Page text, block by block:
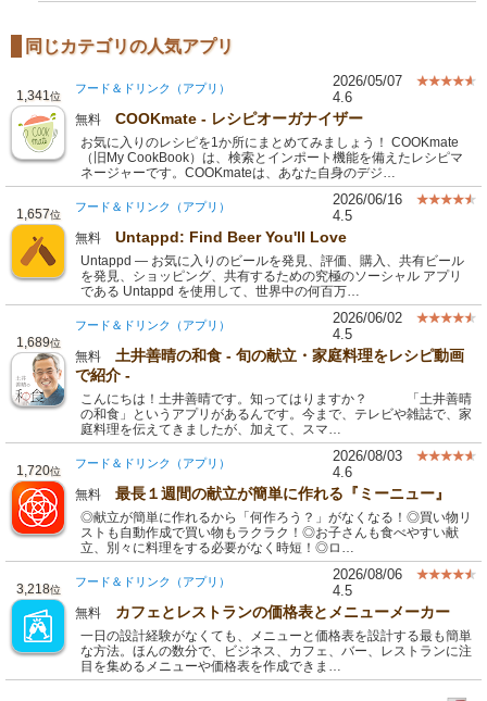
同じカテゴリの人気アプリ
1,341位
フード＆ドリンク（アプリ）
2026/05/07
4.6
無料 COOKmate - レシピオーガナイザー
お気に入りのレシピを1か所にまとめてみましょう！ COOKmate
（旧My CookBook）は、検索とインポート機能を備えたレシピマ
ネージャーです。COOKmateは、あなた自身のデジ…
1,657位
フード＆ドリンク（アプリ）
2026/06/16
4.5
無料 Untappd: Find Beer You'll Love
Untappd — お気に入りのビールを発見、評価、購入、共有ビール
を発見、ショッピング、共有するための究極のソーシャル アプリ
である Untappd を使用して、世界中の何百万…
1,689位
フード＆ドリンク（アプリ）
2026/06/02
4.5
無料
土井善晴の和食 - 旬の献立・家庭料理をレシピ動画
で紹介 -
こんにちは！土井善晴です。知ってはりますか？ 「土井善晴
の和食」というアプリがあるんです。今まで、テレビや雑誌で、家
庭料理を伝えてきましたが、加えて、スマ…
1,720位
フード＆ドリンク（アプリ）
2026/08/03
4.6
無料 最長１週間の献立が簡単に作れる『ミーニュー』
◎献立が簡単に作れるから「何作ろう？」がなくなる！◎買い物リ
ストも自動作成で買い物もラクラク！◎お子さんも食べやすい献
立、別々に料理をする必要がなく時短！◎ロ…
3,218位
フード＆ドリンク（アプリ）
2026/08/06
4.5
無料 カフェとレストランの価格表とメニューメーカー
一日の設計経験がなくても、メニューと価格表を設計する最も簡単
な方法。ほんの数分で、ビジネス、カフェ、バー、レストランに注
目を集めるメニューや価格表を作成できま…